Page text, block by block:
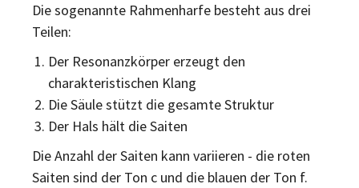
Die sogenannte Rahmenharfe besteht aus drei
Teilen:
Der Resonanzkörper erzeugt den
charakteristischen Klang
Die Säule stützt die gesamte Struktur
Der Hals hält die Saiten
Die Anzahl der Saiten kann variieren - die roten
Saiten sind der Ton c und die blauen der Ton f.